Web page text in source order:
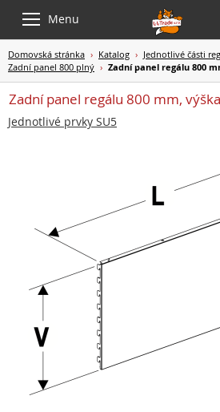
Menu
Domovská stránka › Katalog › Jednotlivé části
Zadní panel 800 plný › Zadní panel regálu 800
Zadní panel regálu 800 mm,
Jednotlivé prvky SU5